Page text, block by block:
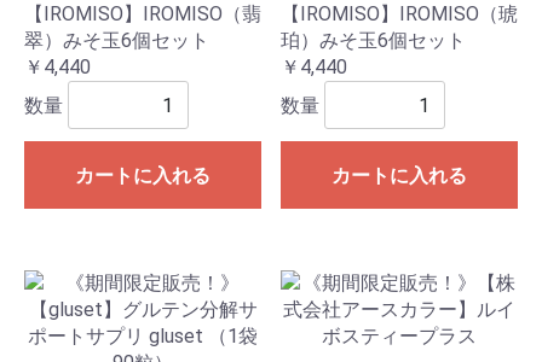
【IROMISO】IROMISO（翡
翠）みそ玉6個セット
￥4,440
数量
カートに入れる
【IROMISO】IROMISO（琥
珀）みそ玉6個セット
￥4,440
数量
カートに入れる